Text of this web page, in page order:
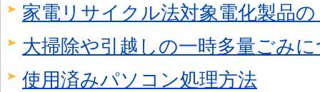
家電リサイクル法対象電化製品
大掃除や引越しの一時多量ごみ
使用済みパソコン処理方法